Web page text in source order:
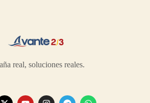
real, soluciones reales.